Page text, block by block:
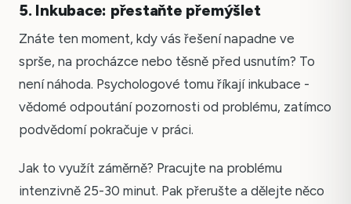
5. Inkubace: přestaňte přemýšlet
Znáte ten moment, kdy vás řešení napadne ve
sprše, na procházce nebo těsně před usnutím? To
není náhoda. Psychologové tomu říkají inkubace -
vědomé odpoutání pozornosti od problému, zatímco
podvědomí pokračuje v práci.
Jak to využít záměrně? Pracujte na problému
intenzivně 25-30 minut. Pak přerušte a dělejte něco